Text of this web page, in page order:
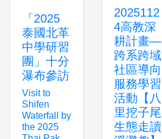
「2025
泰國北革
中學研習
團」十分
瀑布參訪
Visit to
Shifen
Waterfall by
the 2025
2025112
4高教深
耕計畫—
跨系跨域
社區導向
服務學習
活動【八
里挖子尾
生態走讀